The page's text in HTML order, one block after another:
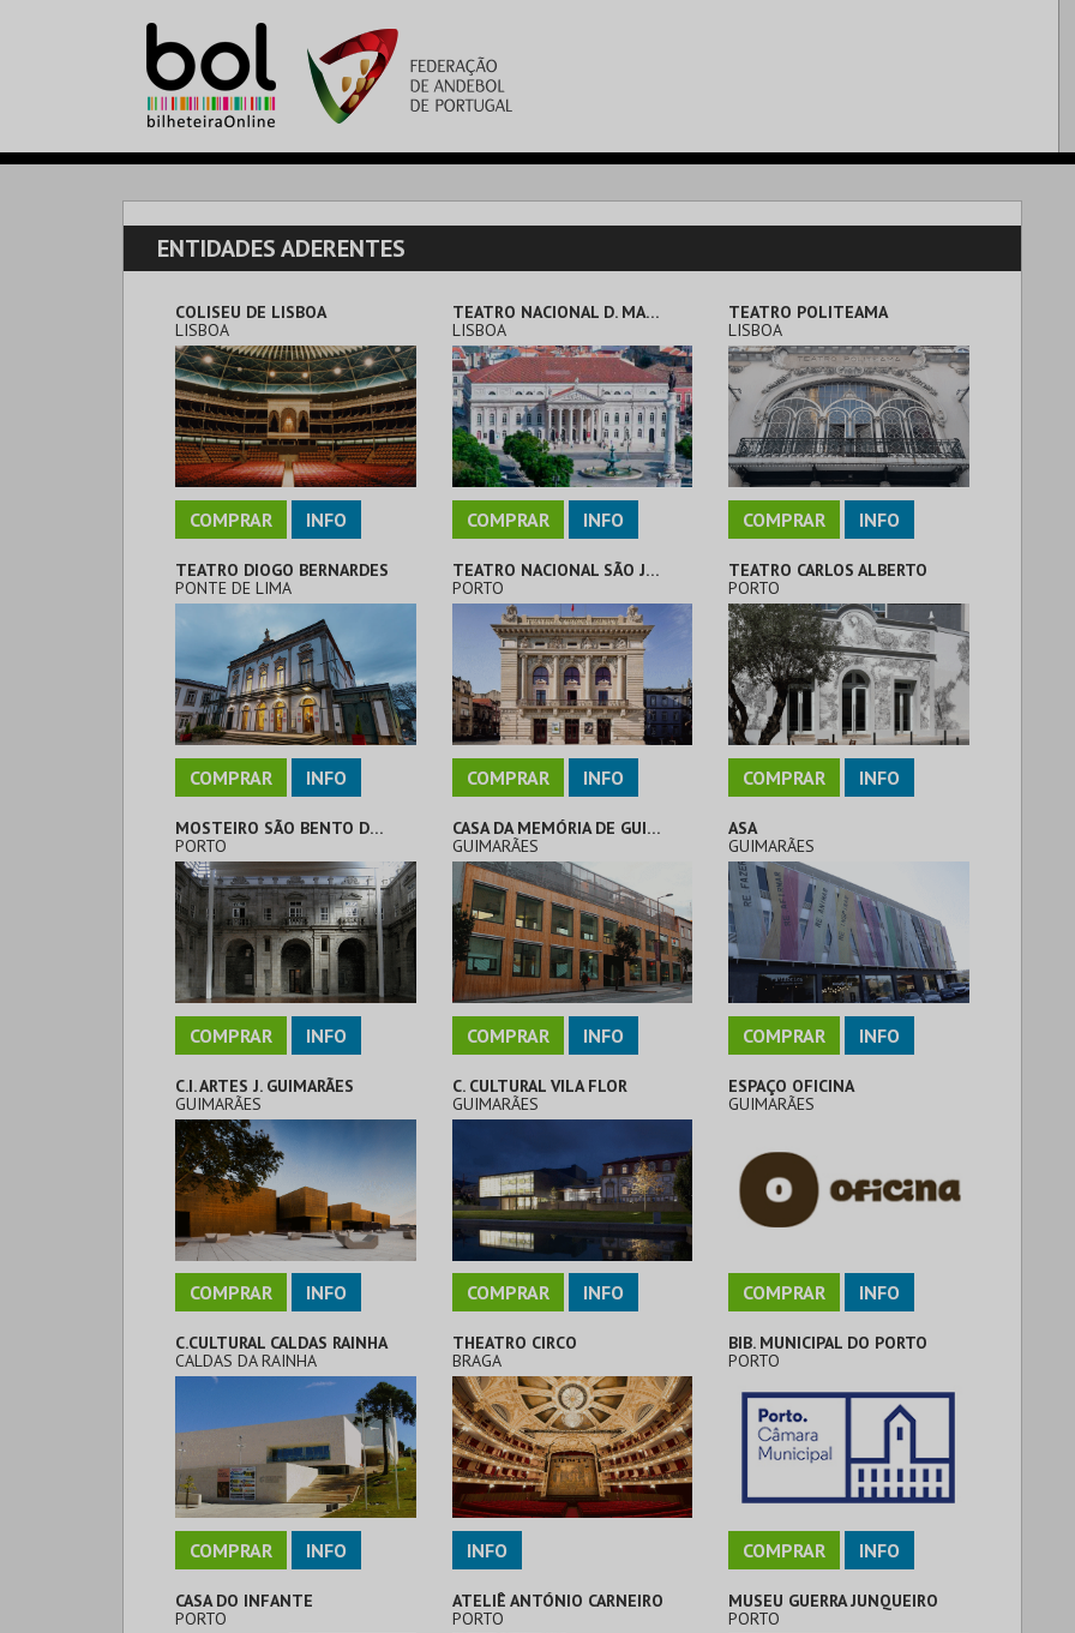
ENTIDADES ADERENTES
COLISEU DE LISBOA
LISBOA
COMPRAR INFO
TEATRO NACIONAL D. MARIA II
LISBOA
COMPRAR INFO
TEATRO POLITEAMA
LISBOA
COMPRAR INFO
TEATRO DIOGO BERNARDES
PONTE DE LIMA
COMPRAR INFO
TEATRO NACIONAL SÃO JOÃO
PORTO
COMPRAR INFO
TEATRO CARLOS ALBERTO
PORTO
COMPRAR INFO
MOSTEIRO SÃO BENTO DA VITÓRIA
PORTO
COMPRAR INFO
CASA DA MEMÓRIA DE GUIMARÃES .
GUIMARÃES
COMPRAR INFO
ASA
GUIMARÃES
COMPRAR INFO
C.I. ARTES J. GUIMARÃES
GUIMARÃES
COMPRAR INFO
C. CULTURAL VILA FLOR
GUIMARÃES
COMPRAR INFO
ESPAÇO OFICINA
GUIMARÃES
COMPRAR INFO
C.CULTURAL CALDAS RAINHA
CALDAS DA RAINHA
COMPRAR INFO
THEATRO CIRCO
BRAGA
INFO
BIB. MUNICIPAL DO PORTO
PORTO
COMPRAR INFO
CASA DO INFANTE
PORTO
ATELIÊ ANTÓNIO CARNEIRO
PORTO
MUSEU GUERRA JUNQUEIRO
PORTO